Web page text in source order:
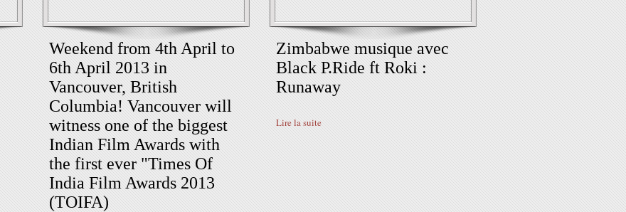
Weekend from 4th April to
6th April 2013 in
Vancouver, British
Columbia! Vancouver will
witness one of the biggest
Indian Film Awards with
the first ever "Times Of
India Film Awards 2013
(TOIFA)
Zimbabwe musique avec
Black P.Ride ft Roki :
Runaway
Lire la suite